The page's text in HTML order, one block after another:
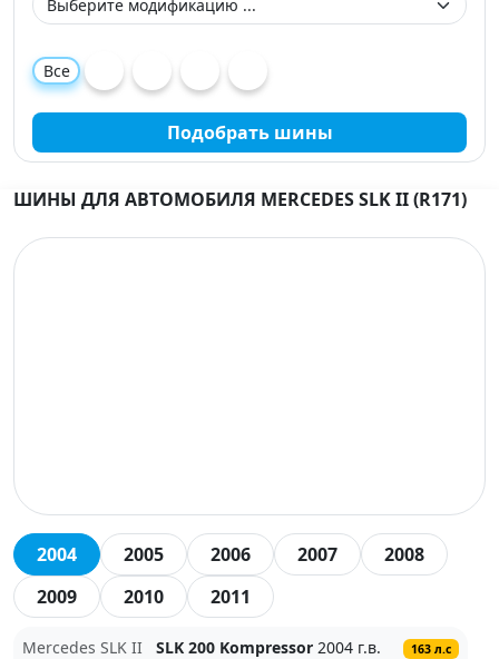
Все
Подобрать шины
ШИНЫ ДЛЯ АВТОМОБИЛЯ MERCEDES SLK II (R171)
2004 2005 2006 2007
2008
2009
2010 2011
Mercedes SLK II SLK 200 Kompressor 2004 г.в. 163 л.с